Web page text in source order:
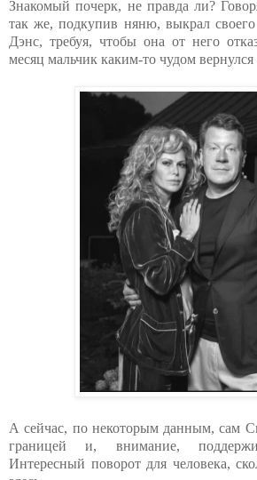
Знакомый почерк, не правда ли?
так же, подкупив няню, выкрал
Дэнс, требуя, чтобы она от него
месяц мальчик каким-то чудом вернулся
А сейчас, по некоторым данным, сам
границей и, внимание,
Интересный поворот для человека,